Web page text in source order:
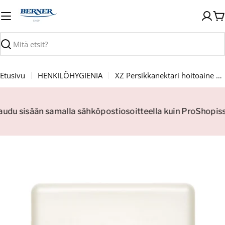
sisältöön
Haku
Etusivu HENKILÖHYGIENIA XZ Persikkanektari hoitoaine 200ml
sisään samalla sähköpostiosoitteella kuin